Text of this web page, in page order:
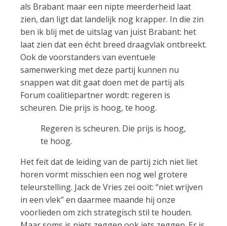
als Brabant maar een nipte meerderheid laat
zien, dan ligt dat landelijk nog krapper. In die zin
ben ik blij met de uitslag van juist Brabant: het
laat zien dat een écht breed draagvlak ontbreekt.
Ook de voorstanders van eventuele
samenwerking met deze partij kunnen nu
snappen wat dit gaat doen met de partij als
Forum coalitiepartner wordt: regeren is
scheuren. Die prijs is hoog, te hoog.
Regeren is scheuren. Die prijs is hoog,
te hoog.
Het feit dat de leiding van de partij zich niet liet
horen vormt misschien een nog wel grotere
teleurstelling. Jack de Vries zei ooit: “niet wrijven
in een vlek” en daarmee maande hij onze
voorlieden om zich strategisch stil te houden.